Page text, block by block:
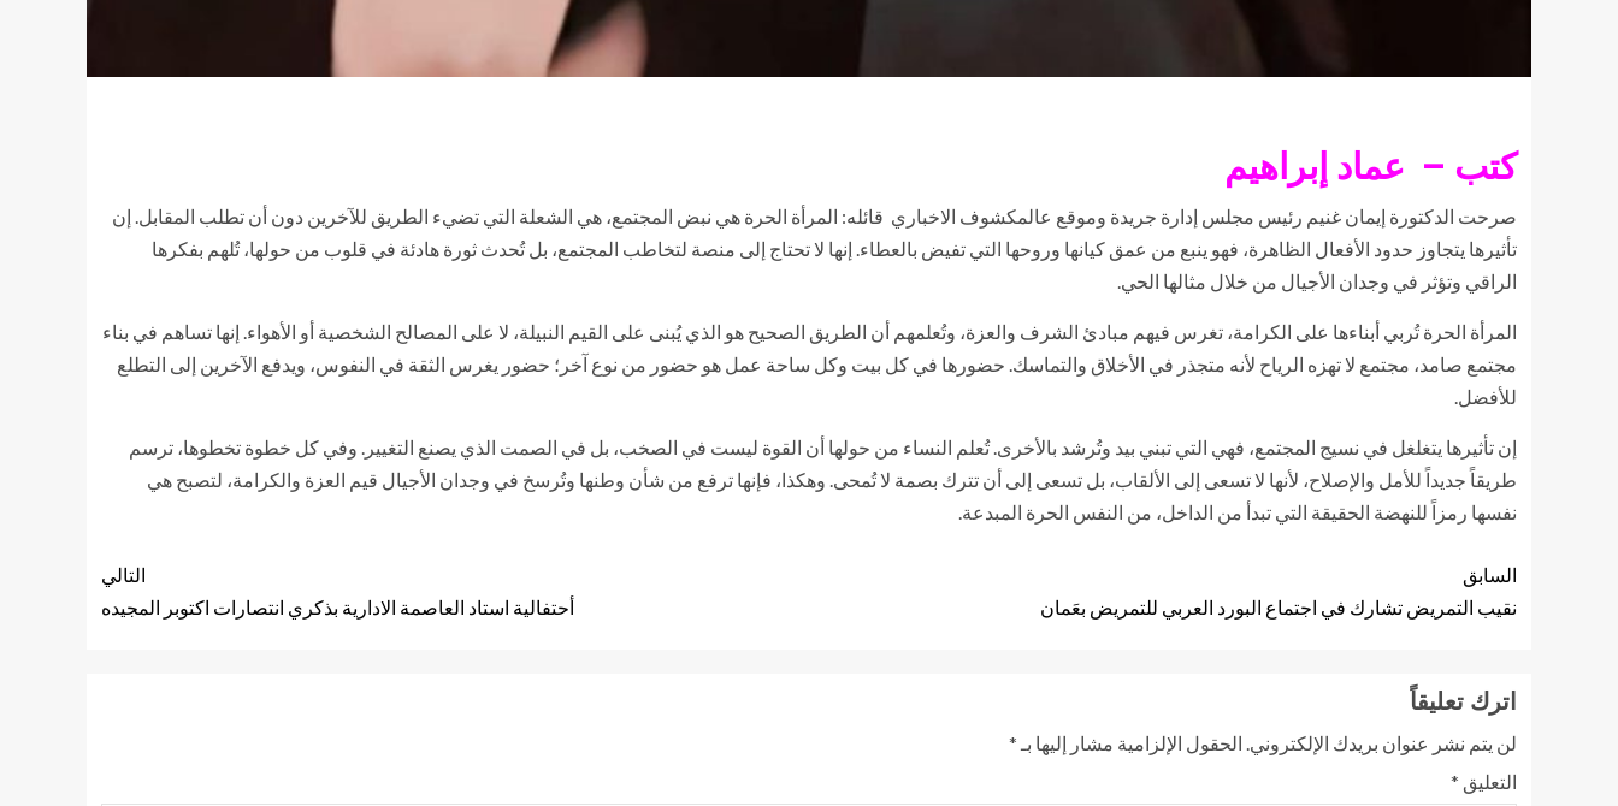
كتب – عماد إبراهيم
صرحت الدكتورة إيمان غنيم رئيس مجلس إدارة جريدة وموقع عالمكشوف الاخباري قائله: المرأة الحرة هي نبض المجتمع، هي الشعلة التي تضيء الطريق للآخرين دون أن تطلب المقابل. إن
تأثيرها يتجاوز حدود الأفعال الظاهرة، فهو ينبع من عمق كيانها وروحها التي تفيض بالعطاء. إنها لا تحتاج إلى منصة لتخاطب المجتمع، بل تُحدث ثورة هادئة في قلوب من حولها، تُلهم بفكرها
الراقي وتؤثر في وجدان الأجيال من خلال مثالها الحي.
المرأة الحرة تُربي أبناءها على الكرامة، تغرس فيهم مبادئ الشرف والعزة، وتُعلمهم أن الطريق الصحيح هو الذي يُبنى على القيم النبيلة، لا على المصالح الشخصية أو الأهواء. إنها تساهم في بناء
مجتمع صامد، مجتمع لا تهزه الرياح لأنه متجذر في الأخلاق والتماسك. حضورها في كل بيت وكل ساحة عمل هو حضور من نوع آخر؛ حضور يغرس الثقة في النفوس، ويدفع الآخرين إلى التطلع
للأفضل.
إن تأثيرها يتغلغل في نسيج المجتمع، فهي التي تبني بيد وتُرشد بالأخرى. تُعلم النساء من حولها أن القوة ليست في الصخب، بل في الصمت الذي يصنع التغيير. وفي كل خطوة تخطوها، ترسم
طريقاً جديداً للأمل والإصلاح، لأنها لا تسعى إلى الألقاب، بل تسعى إلى أن تترك بصمة لا تُمحى. وهكذا، فإنها ترفع من شأن وطنها وتُرسخ في وجدان الأجيال قيم العزة والكرامة، لتصبح هي
نفسها رمزاً للنهضة الحقيقة التي تبدأ من الداخل، من النفس الحرة المبدعة.
السابق
نقيب التمريض تشارك في اجتماع البورد العربي للتمريض بعَمان
التالي
أحتفالية استاد العاصمة الادارية بذكري انتصارات اكتوبر المجيده
اترك تعليقاً
لن يتم نشر عنوان بريدك الإلكتروني. الحقول الإلزامية مشار إليها بـ *
التعليق *